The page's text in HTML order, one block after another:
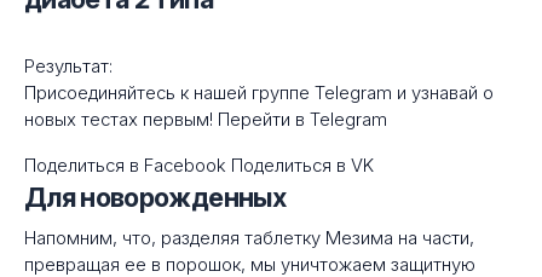
Результат:
Присоединяйтесь к нашей группе Telegram и узнавай о
новых тестах первым! Перейти в Telegram
Поделиться в Facebook Поделиться в VK
Для новорожденных
Напомним, что, разделяя таблетку Мезима на части,
превращая ее в порошок, мы уничтожаем защитную